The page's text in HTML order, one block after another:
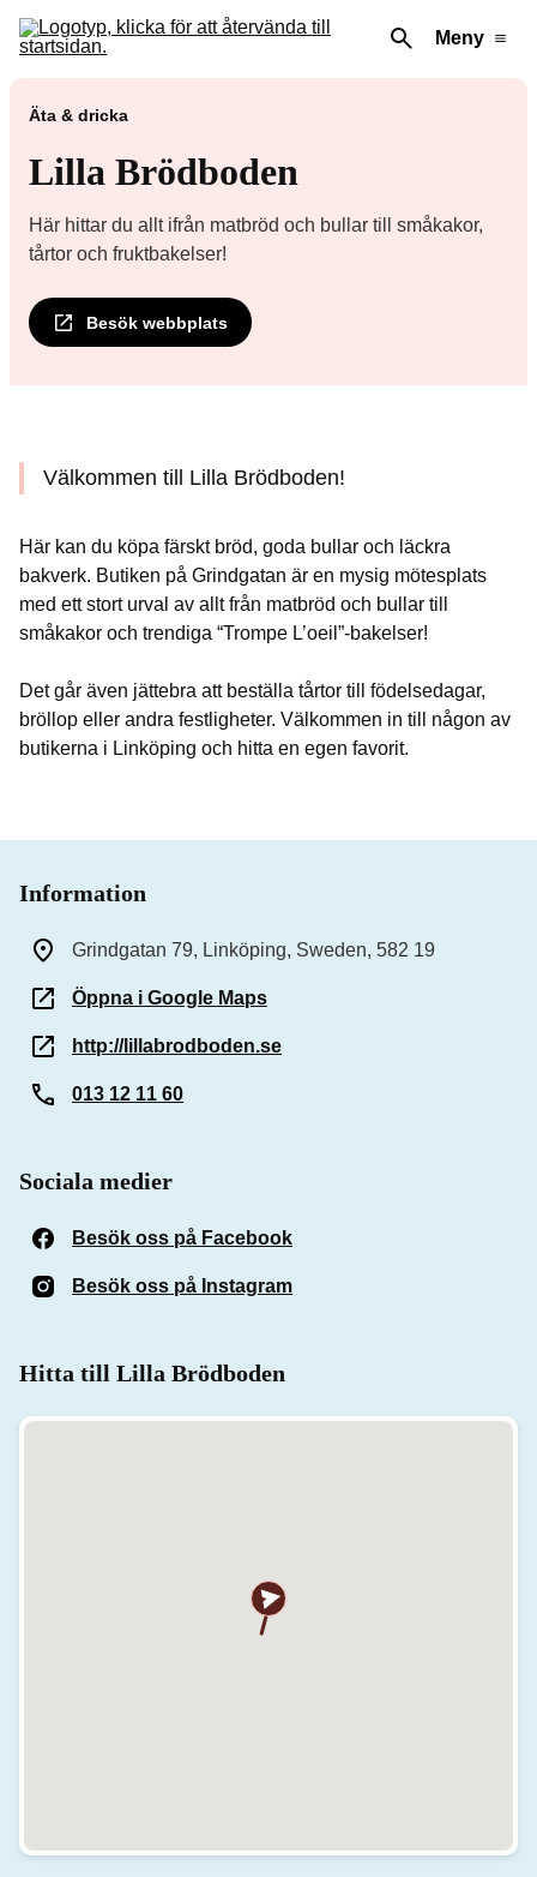
Meny
Äta & dricka
Lilla Brödboden
Här hittar du allt ifrån matbröd och bullar till småkakor,
tårtor och fruktbakelser!
Besök webbplats
Välkommen till Lilla Brödboden!
Här kan du köpa färskt bröd, goda bullar och läckra
bakverk. Butiken på Grindgatan är en mysig mötesplats
med ett stort urval av allt från matbröd och bullar till
småkakor och trendiga “Trompe L’oeil”-bakelser!
Det går även jättebra att beställa tårtor till födelsedagar,
bröllop eller andra festligheter. Välkommen in till någon av
butikerna i Linköping och hitta en egen favorit.
Information
Grindgatan 79, Linköping, Sweden, 582 19
Öppna i Google Maps
http://lillabrodboden.se
013 12 11 60
Sociala medier
Besök oss på Facebook
Besök oss på Instagram
Hitta till Lilla Brödboden